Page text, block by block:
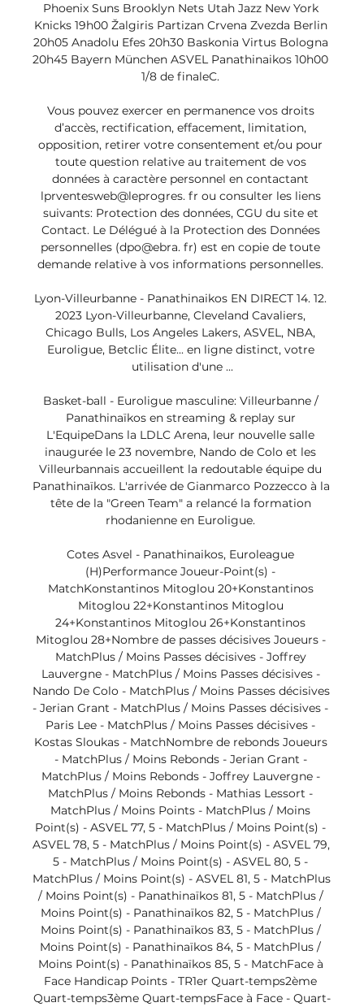
Phoenix Suns Brooklyn Nets Utah Jazz New York
Knicks 19h00 Žalgiris Partizan Crvena Zvezda Berlin
20h05 Anadolu Efes 20h30 Baskonia Virtus Bologna
20h45 Bayern München ASVEL Panathinaikos 10h00
1/8 de finaleC.
Vous pouvez exercer en permanence vos droits
d’accès, rectification, effacement, limitation,
opposition, retirer votre consentement et/ou pour
toute question relative au traitement de vos
données à caractère personnel en contactant
lprventesweb@leprogres. fr ou consulter les liens
suivants: Protection des données, CGU du site et
Contact. Le Délégué à la Protection des Données
personnelles (dpo@ebra. fr) est en copie de toute
demande relative à vos informations personnelles.
Lyon-Villeurbanne - Panathinaikos EN DIRECT 14. 12.
2023 Lyon-Villeurbanne, Cleveland Cavaliers,
Chicago Bulls, Los Angeles Lakers, ASVEL, NBA,
Euroligue, Betclic Élite... en ligne distinct, votre
utilisation d'une ...
Basket-ball - Euroligue masculine: Villeurbanne /
Panathinaïkos en streaming & replay sur
L'EquipeDans la LDLC Arena, leur nouvelle salle
inaugurée le 23 novembre, Nando de Colo et les
Villeurbannais accueillent la redoutable équipe du
Panathinaïkos. L'arrivée de Gianmarco Pozzecco à la
tête de la "Green Team" a relancé la formation
rhodanienne en Euroligue.
Cotes Asvel - Panathinaikos, Euroleague
(H)Performance Joueur-Point(s) -
MatchKonstantinos Mitoglou 20+Konstantinos
Mitoglou 22+Konstantinos Mitoglou
24+Konstantinos Mitoglou 26+Konstantinos
Mitoglou 28+Nombre de passes décisives Joueurs -
MatchPlus / Moins Passes décisives - Joffrey
Lauvergne - MatchPlus / Moins Passes décisives -
Nando De Colo - MatchPlus / Moins Passes décisives
- Jerian Grant - MatchPlus / Moins Passes décisives -
Paris Lee - MatchPlus / Moins Passes décisives -
Kostas Sloukas - MatchNombre de rebonds Joueurs
- MatchPlus / Moins Rebonds - Jerian Grant -
MatchPlus / Moins Rebonds - Joffrey Lauvergne -
MatchPlus / Moins Rebonds - Mathias Lessort -
MatchPlus / Moins Points - MatchPlus / Moins
Point(s) - ASVEL 77, 5 - MatchPlus / Moins Point(s) -
ASVEL 78, 5 - MatchPlus / Moins Point(s) - ASVEL 79,
5 - MatchPlus / Moins Point(s) - ASVEL 80, 5 -
MatchPlus / Moins Point(s) - ASVEL 81, 5 - MatchPlus
/ Moins Point(s) - Panathinaïkos 81, 5 - MatchPlus /
Moins Point(s) - Panathinaïkos 82, 5 - MatchPlus /
Moins Point(s) - Panathinaïkos 83, 5 - MatchPlus /
Moins Point(s) - Panathinaïkos 84, 5 - MatchPlus /
Moins Point(s) - Panathinaïkos 85, 5 - MatchFace à
Face Handicap Points - TR1er Quart-temps2ème
Quart-temps3ème Quart-tempsFace à Face - Quart-